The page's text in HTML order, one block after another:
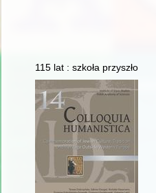
115 lat : szkoła